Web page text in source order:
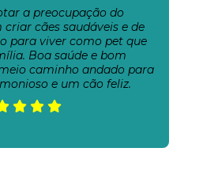
a preocupação do
criar cães saudáveis e de
para viver como pet que
Boa saúde e bom
caminho andado para
e um cão feliz.